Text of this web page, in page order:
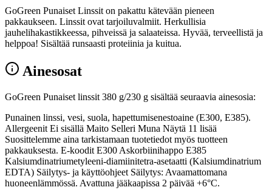
GoGreen Punaiset Linssit on pakattu kätevään pieneen
pakkaukseen. Linssit ovat tarjoiluvalmiit. Herkullisia
jauhelihakastikkeessa, pihveissä ja salaateissa. Hyvää, terveellistä ja
helppoa! Sisältää runsaasti proteiinia ja kuitua.
Ainesosat
GoGreen Punaiset linssit 380 g/230 g sisältää seuraavia ainesosia:
Punainen linssi, vesi, suola, hapettumisenestoaine (E300, E385).
Allergeenit Ei sisällä Maito Selleri Muna Näytä 11 lisää
Suosittelemme aina tarkistamaan tuotetiedot myös tuotteen
pakkauksesta. E-koodit E300 Askorbiinihappo E385
Kalsiumdinatriumetyleeni-diamiinitetra-asetaatti (Kalsiumdinatrium
EDTA) Säilytys- ja käyttöohjeet Säilytys: Avaamattomana
huoneenlämmössä. Avattuna jääkaapissa 2 päivää +6°C.